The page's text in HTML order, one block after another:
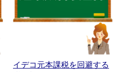
イデコ元本課税を回避する